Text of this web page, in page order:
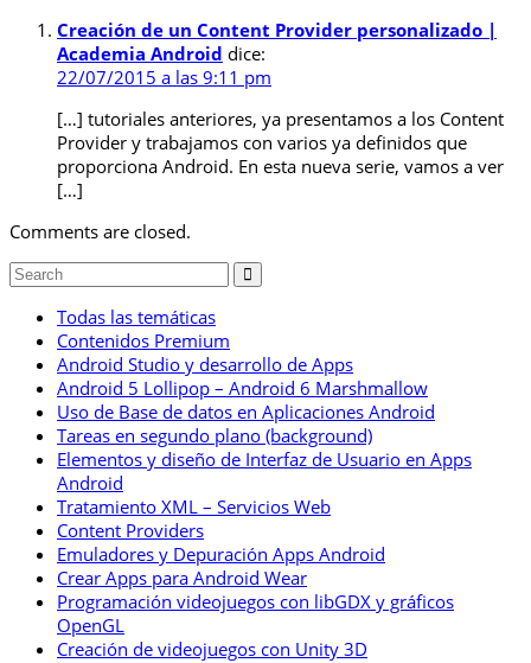
Creación de un Content Provider personalizado |
Academia Android dice:
22/07/2015 a las 9:11 pm
[…] tutoriales anteriores, ya presentamos a los Content
Provider y trabajamos con varios ya definidos que
proporciona Android. En esta nueva serie, vamos a ver
[…]
Comments are closed.
Todas las temáticas
Contenidos Premium
Android Studio y desarrollo de Apps
Android 5 Lollipop – Android 6 Marshmallow
Uso de Base de datos en Aplicaciones Android
Tareas en segundo plano (background)
Elementos y diseño de Interfaz de Usuario en Apps
Android
Tratamiento XML – Servicios Web
Content Providers
Emuladores y Depuración Apps Android
Crear Apps para Android Wear
Programación videojuegos con libGDX y gráficos
OpenGL
Creación de videojuegos con Unity 3D